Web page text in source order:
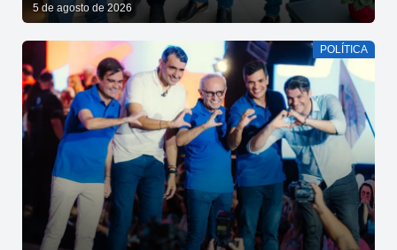
5 de agosto de 2026
POLÍTICA